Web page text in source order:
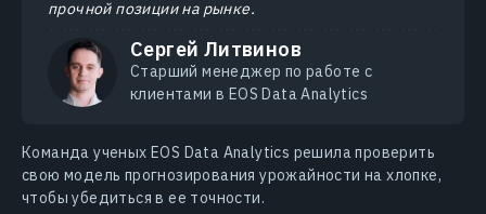
прочной позиции на рынке.
Сергей Литвинов
Старший менеджер по работе с
клиентами в EOS Data Analytics
Команда ученых EOS Data Analytics решила проверить
свою модель прогнозирования урожайности на хлопке,
чтобы убедиться в ее точности.